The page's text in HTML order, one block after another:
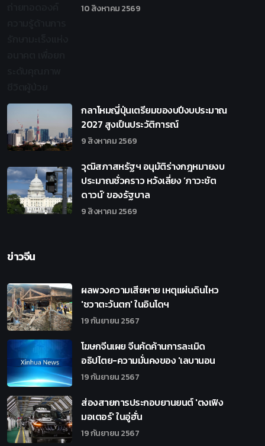
10 สิงหาคม 2569
กลาโหมญี่ปุ่นเตรียมของบปีงบประมาณ
2027 สูงเป็นประวัติการณ์
9 สิงหาคม 2569
วุฒิสภาสหรัฐฯ อนุมัติร่างกฎหมายงบ
ประมาณชั่วคราว หวังเลี่ยง ‘ภาวะชัต
ดาวน์’ ของรัฐบาล
9 สิงหาคม 2569
ข่าวจีน
ผลพวงความเสียหาย เหตุแผ่นดินไหว
'ชวาตะวันตก' ในอินโดฯ
19 กันยายน 2567
โฆษกจีนเผย จีนคัดค้านการละเมิด
อธิปไตย-ความมั่นคงของ 'เลบานอน
19 กันยายน 2567
ส่องสายการประกอบยานยนต์ 'ตงเฟิง
มอเตอร์' ในอู่ฮั่น
19 กันยายน 2567